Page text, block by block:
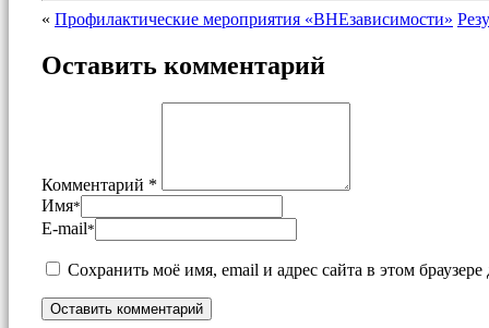
« Профилактические мероприятия «ВНЕзависимости»
Оставить комментарий
Комментарий *
Имя*
E-mail*
Сохранить моё имя, email и адрес сайта в этом